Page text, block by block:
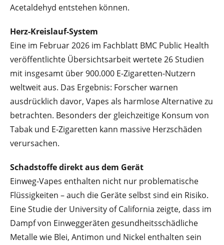
Acetaldehyd entstehen können.
Herz-Kreislauf-System
Eine im Februar 2026 im Fachblatt BMC Public Health
veröffentlichte Übersichtsarbeit wertete 26 Studien
mit insgesamt über 900.000 E-Zigaretten-Nutzern
weltweit aus. Das Ergebnis: Forscher warnen
ausdrücklich davor, Vapes als harmlose Alternative zu
betrachten. Besonders der gleichzeitige Konsum von
Tabak und E-Zigaretten kann massive Herzschäden
verursachen.
Schadstoffe direkt aus dem Gerät
Einweg-Vapes enthalten nicht nur problematische
Flüssigkeiten – auch die Geräte selbst sind ein Risiko.
Eine Studie der University of California zeigte, dass im
Dampf von Einweggeräten gesundheitsschädliche
Metalle wie Blei, Antimon und Nickel enthalten sein